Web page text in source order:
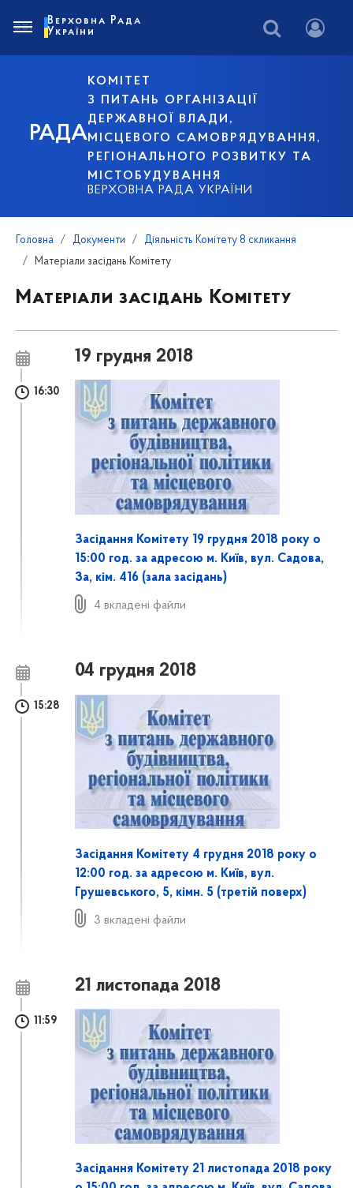
РАДА
КОМІТЕТ
З ПИТАНЬ ОРГАНІЗАЦІЇ
ДЕРЖАВНОЇ ВЛАДИ,
МІСЦЕВОГО САМОВРЯДУВАННЯ,
РЕГІОНАЛЬНОГО РОЗВИТКУ ТА
МІСТОБУДУВАННЯ
ВЕРХОВНА РАДА УКРАЇНИ
Верховна Рада
України
Головна Документи
Діяльність Комітету 8 скликання
Матеріали засідань Комітету
Матеріали засідань Комітету
19 грудня 2018
16:30
Засідання Комітету 19 грудня 2018 року о
15:00 год. за адресою м. Київ, вул. Садова,
3а, кім. 416 (залa засідань)
4 вкладені файли
04 грудня 2018
15:28
Засідання Комітету 4 грудня 2018 року о
12:00 год. за адресою м. Київ, вул.
Грушевського, 5, кімн. 5 (третій поверх)
3 вкладені файли
21 листопада 2018
11:59
Засідання Комітету 21 листопада 2018 року